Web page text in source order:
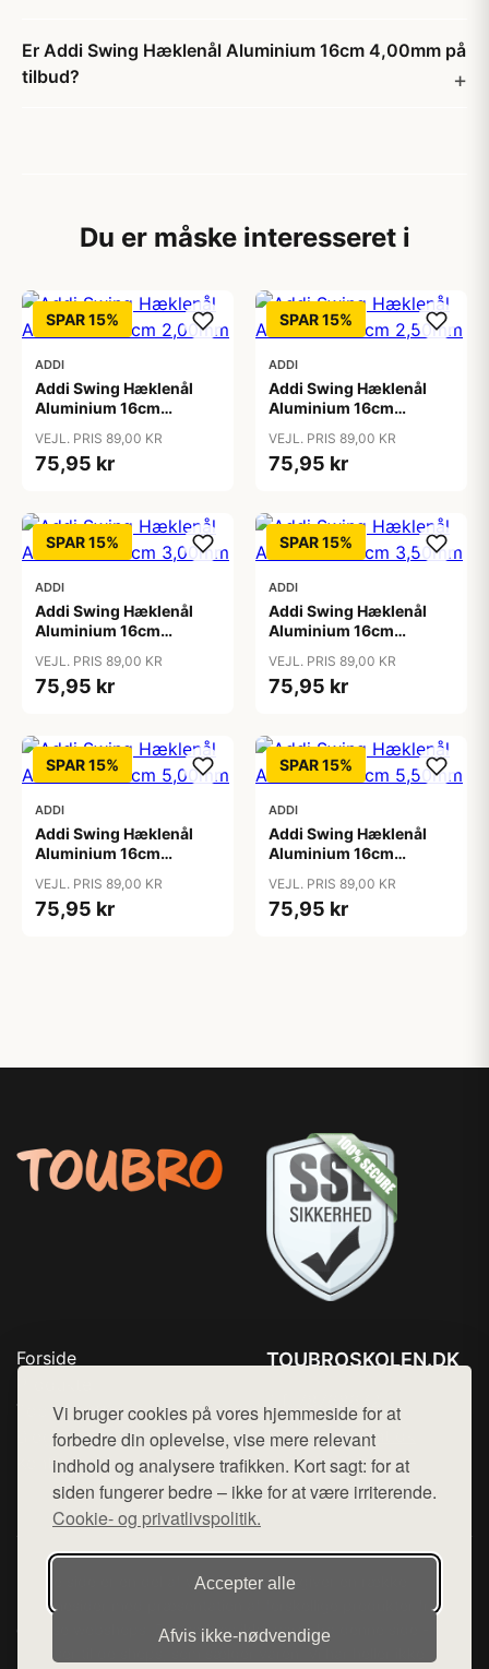
Vi bruger cookies på vores hjemmeside for at
forbedre din oplevelse, vise mere relevant
indhold og analysere trafikken. Kort sagt: for at
siden fungerer bedre – ikke for at være irriterende.
Cookie- og privatlivspolitik.
Accepter alle
Afvis ikke‑nødvendige
Er Addi Swing Hæklenål Aluminium 16cm 4,00mm på
tilbud?
Du er måske interesseret i
SPAR 15%
ADDI
Addi Swing Hæklenål
Aluminium 16cm
VEJL. PRIS 89,00 KR
75,95 kr
SPAR 15%
ADDI
Addi Swing Hæklenål
Aluminium 16cm
VEJL. PRIS 89,00 KR
75,95 kr
SPAR 15%
ADDI
Addi Swing Hæklenål
Aluminium 16cm
VEJL. PRIS 89,00 KR
75,95 kr
SPAR 15%
ADDI
Addi Swing Hæklenål
Aluminium 16cm
VEJL. PRIS 89,00 KR
75,95 kr
SPAR 15%
ADDI
Addi Swing Hæklenål
Aluminium 16cm
VEJL. PRIS 89,00 KR
75,95 kr
SPAR 15%
ADDI
Addi Swing Hæklenål
Aluminium 16cm
VEJL. PRIS 89,00 KR
75,95 kr
Forside
Top Rabatter
Blog
Kontakt
TOUBROSKOLEN.DK
Mail: hej@want.dk
Cookie- og privatlivspolitik
Denne side er en del af want.dk, der udgiver en række
hjemmesider med præsentation af forskellige produkter fra
diverse webshops. Der sælges ikke varer fra denne side - vi
henviser til de shops, som sælger varen. Vi har heller ikke